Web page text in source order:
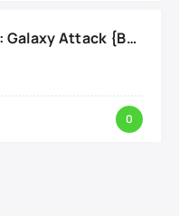
Infinite Shooting: Galaxy Attack {ВЗЛОМ: Бесплатные Покупки}
0